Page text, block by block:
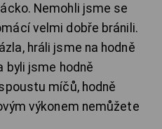
Nemohli jsme se
velmi dobře bránili.
hráli jsme na hodně
byli jsme hodně
míčů, hodně
výkonem nemůžete